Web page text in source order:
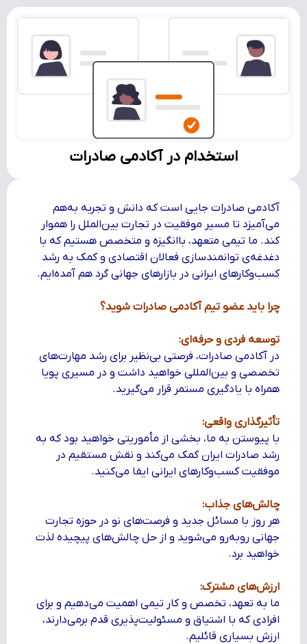
استخدام در آکادمی صادرات
آکادمی صادرات جایی است که دانش و تجربه به‌هم
می‌آمیزد تا مسیر موفقیت در تجارت بین‌الملل را هموار
کند. ما تیمی متعهد، باانگیزه و متخصص هستیم که با
دغدغه‌ی توانمندسازی فعالان اقتصادی و کمک به رشد
کسب‌وکارهای ایرانی در بازارهای جهانی گرد هم آمده‌ایم.
چرا باید عضو تیم آکادمی صادرات شوید؟
توسعه فردی و حرفه‌ای:
در آکادمی صادرات، فرصتی بی‌نظیر برای رشد مهارت‌های
تخصصی و بین‌المللی خواهید داشت و در مسیری پویا
همراه با یادگیری مستمر قرار می‌گیرید.
تأثیرگذاری واقعی:
با پیوستن به ما، بخشی از مأموریتی خواهید بود که به
رشد صادرات ایران کمک می‌کند و نقش مستقیم در
موفقیت کسب‌وکارهای ایرانی ایفا می‌کنید.
چالش‌های جذاب:
هر روز با مسائل جدید و فرصت‌های نو در حوزه تجارت
جهانی روبه‌رو می‌شوید و از حل چالش‌های پیچیده لذت
خواهید برد.
ارزش‌های مشترک:
ما به تعهد، تخصص و کار تیمی اهمیت می‌دهیم و برای
افرادی که با اشتیاق و مسئولیت‌پذیری قدم برمی‌دارند،
ارزش بسیاری قائلیم.